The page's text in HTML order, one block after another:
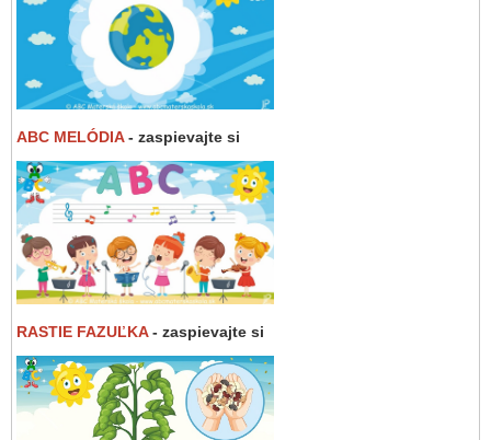
ABC MELÓDIA- zaspievajte si
RASTIE FAZUĽKA- zaspievajte si